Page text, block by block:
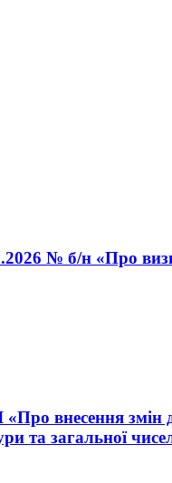
№ б/н «Про
внесення змін
та загальної